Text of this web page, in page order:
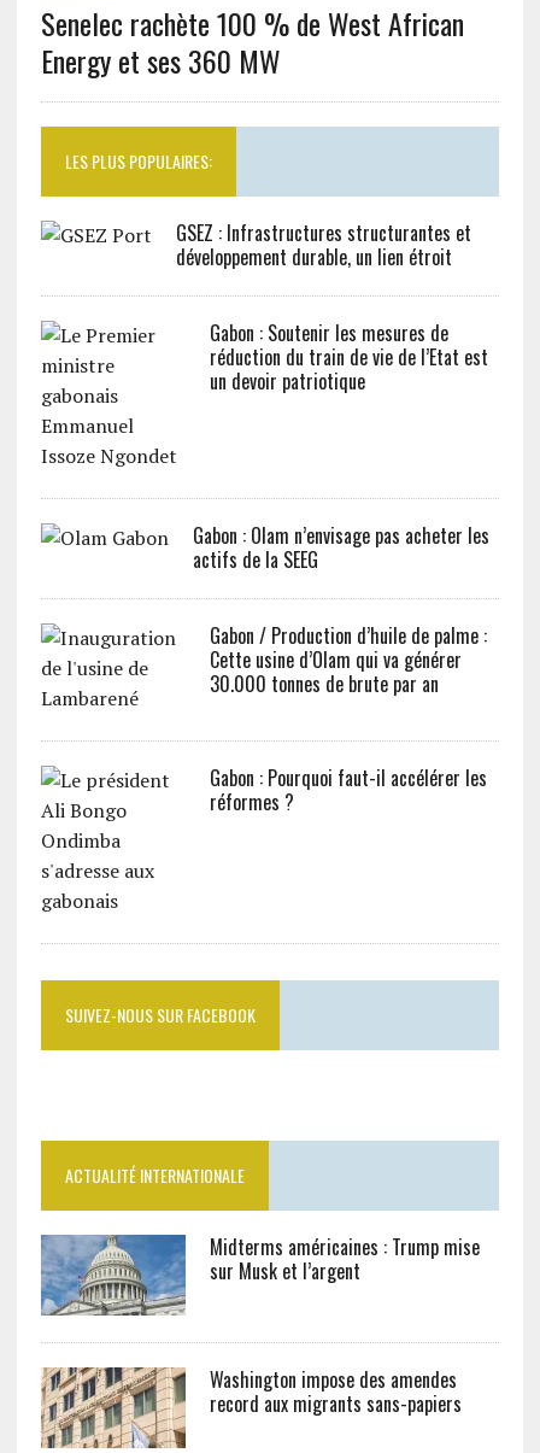
Senelec rachète 100 % de West African
Energy et ses 360 MW
LES PLUS POPULAIRES:
GSEZ : Infrastructures structurantes et
développement durable, un lien étroit
Gabon : Soutenir les mesures de
réduction du train de vie de l’Etat est
un devoir patriotique
Gabon : Olam n’envisage pas acheter les
actifs de la SEEG
Gabon / Production d’huile de palme :
Cette usine d’Olam qui va générer
30.000 tonnes de brute par an
Gabon : Pourquoi faut-il accélérer les
réformes ?
SUIVEZ-NOUS SUR FACEBOOK
ACTUALITÉ INTERNATIONALE
Midterms américaines : Trump mise
sur Musk et l’argent
Washington impose des amendes
record aux migrants sans-papiers